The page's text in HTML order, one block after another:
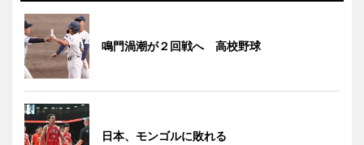
鳴門渦潮が２回戦へ 高校野球
日本、モンゴルに敗れる